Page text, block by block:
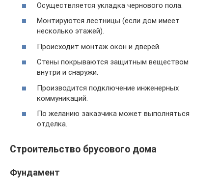
Осуществляется укладка чернового пола.
Монтируются лестницы (если дом имеет
несколько этажей).
Происходит монтаж окон и дверей.
Стены покрываются защитным веществом
внутри и снаружи.
Производится подключение инженерных
коммуникаций.
По желанию заказчика может выполняться
отделка.
Строительство брусового дома
Фундамент